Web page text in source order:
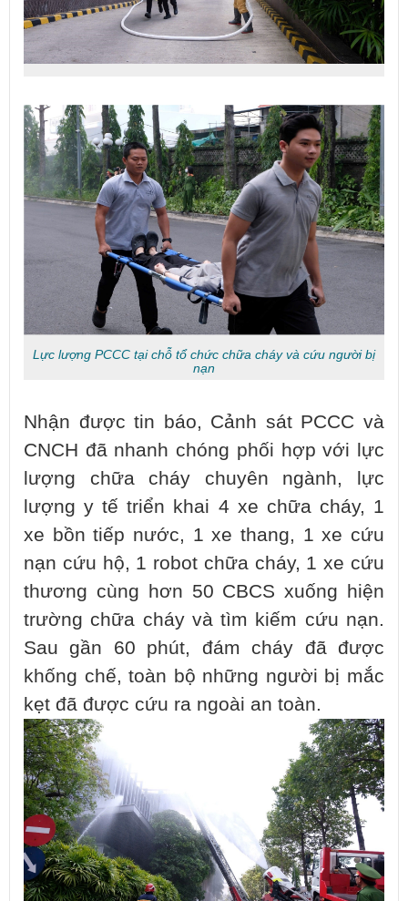
Lực lượng PCCC tại chỗ tổ chức chữa cháy và cứu người bị
nạn
Nhận được tin báo, Cảnh sát PCCC và
CNCH đã nhanh chóng phối hợp với lực
lượng chữa cháy chuyên ngành, lực
lượng y tế triển khai 4 xe chữa cháy, 1
xe bồn tiếp nước, 1 xe thang, 1 xe cứu
nạn cứu hộ, 1 robot chữa cháy, 1 xe cứu
thương cùng hơn 50 CBCS xuống hiện
trường chữa cháy và tìm kiếm cứu nạn.
Sau gần 60 phút, đám cháy đã được
khống chế, toàn bộ những người bị mắc
kẹt đã được cứu ra ngoài an toàn.